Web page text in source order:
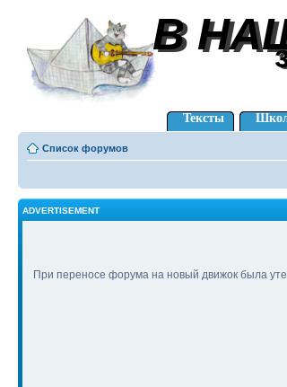
В
В
Тексты
Список форумов
ADVERTISEMENT
При переносе форума на новый движок была